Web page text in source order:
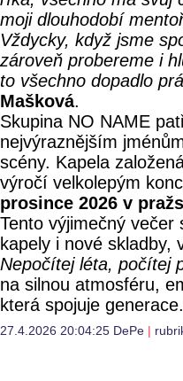
moji dlouhodobí
Vždycky, když jsme
zároveň probereme i
to všechno dopadlo
Mašková.
Skupina NO NAME
nejvýraznějším
scény. Kapela
výročí velkolepým
prosince 2026 v
Tento výjimečný
kapely i nové skladby,
Nepočítej léta, počítej
na silnou atmosféru,
která spojuje generace.
27.4.2026 20:04:25 DePe |